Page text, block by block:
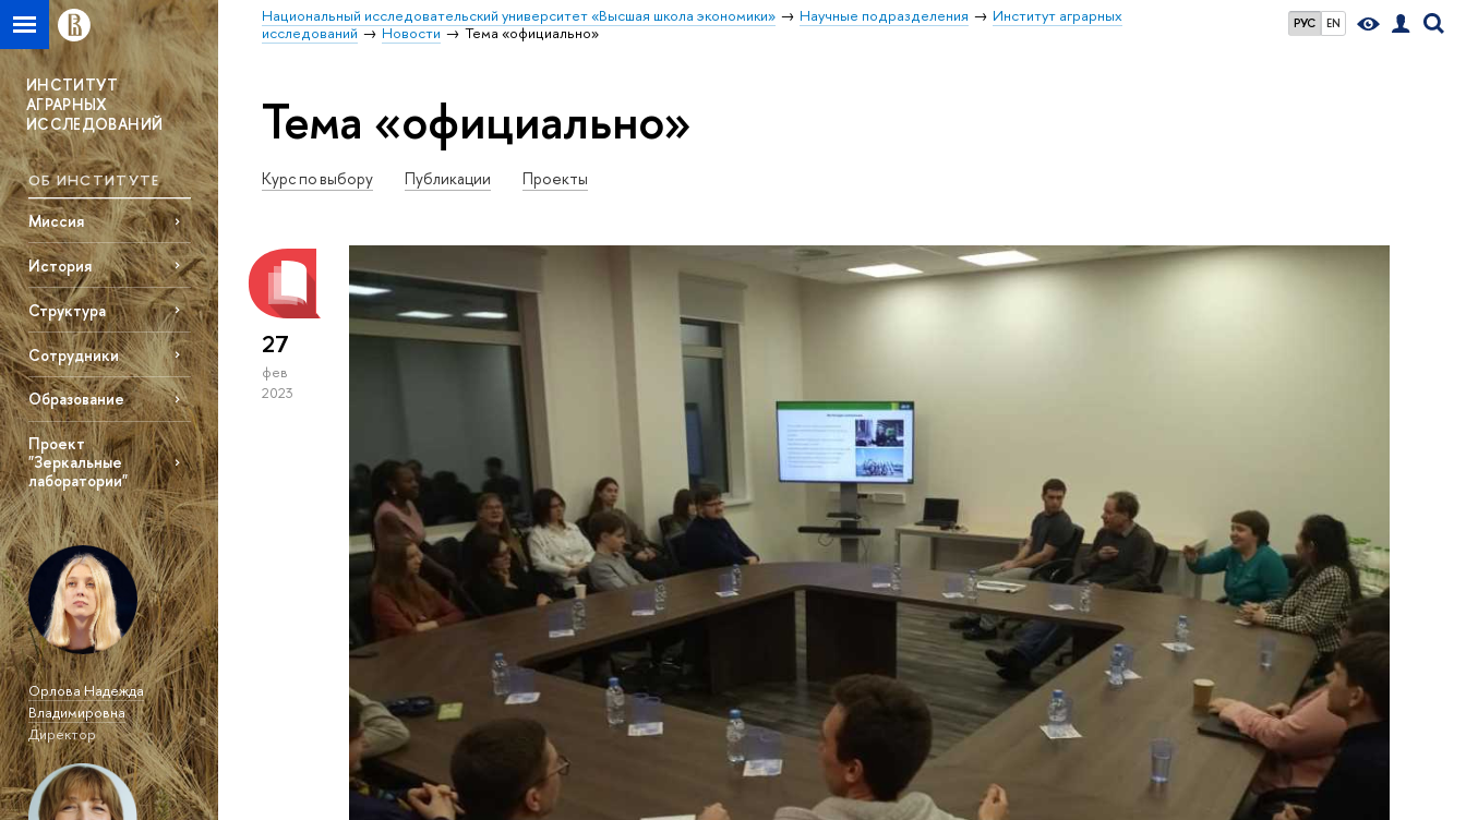
РУС EN
Национальный исследовательский университет «Высшая школа экономики» Научные подразделения
Институт аграрных
исследований
Новости Тема «официально»
ИНСТИТУТ
АГРАРНЫХ
ИССЛЕДОВАНИЙ
ОБ ИНСТИТУТЕ
Миссия
История
Структура
Сотрудники
Образование
Проект
"Зеркальные
лаборатории"
Орлова Надежда
Владимировна
Директор
Тема «официально»
Курс по выбору Публикации Проекты
27
фев
2023